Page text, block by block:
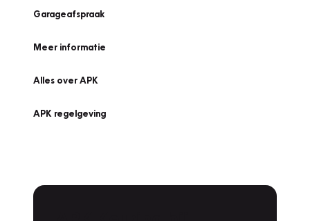
Garageafspraak
Meer informatie
Alles over APK
APK regelgeving